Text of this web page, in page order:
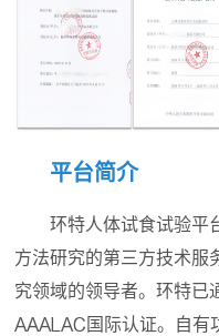
平台简介
环特人体试食试验平
方法研究的第三方技术服
究领域的领导者。环特已
AAALAC国际认证。自有